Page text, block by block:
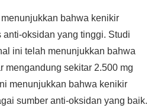
bahwa kenikir
oksidan yang tinggi. Studi
ini telah menunjukkan bahwa
mengandung sekitar 2.500 mg
menunjukkan bahwa kenikir
sumber anti-oksidan yang baik.